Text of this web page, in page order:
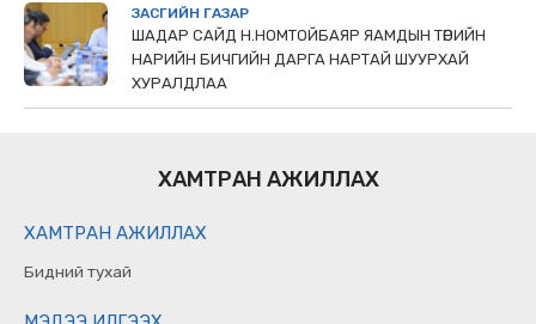
ЗАСГИЙН ГАЗАР
ШАДАР САЙД Н.НОМТОЙБАЯР ЯАМДЫН ТӨРИЙН
НАРИЙН БИЧГИЙН ДАРГА НАРТАЙ ШУУРХАЙ
ХУРАЛДЛАА
ХАМТРАН АЖИЛЛАХ
ХАМТРАН АЖИЛЛАХ
Бидний тухай